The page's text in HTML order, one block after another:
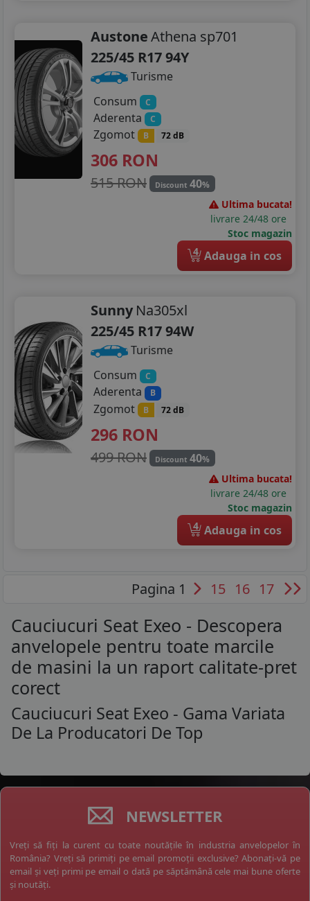
AustoneAthena sp701
225/45 R17 94Y
Turisme
Consum
C
Aderenta C
Zgomot B 72 dB
306 RON
515 RON Discount 40%
Ultima bucata!
livrare 24/48 ore
Stoc magazin
4 Adauga in cos
Sunny Na305xl
225/45 R17 94W
Turisme
Consum
C
Aderenta B
Zgomot B 72 dB
296 RON
499 RON Discount 40%
Ultima bucata!
livrare 24/48 ore
Stoc magazin
4 Adauga in cos
Pagina 1 15 16 17
Cauciucuri Seat Exeo - Descopera
anvelopele pentru toate marcile
de masini la un raport calitate-pret
corect
Cauciucuri Seat Exeo - Gama Variata
De La Producatori De Top
NEWSLETTER
Vreți să fiți la curent cu toate noutățile în industria anvelopelor în
România? Vreți să primiți pe email promoții exclusive? Abonați-vă pe
email și veți primi pe email o dată pe săptămână cele mai bune oferte
și noutăți.